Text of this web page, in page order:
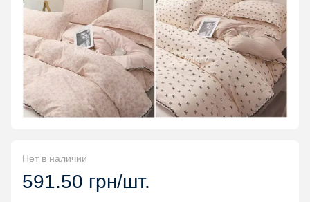
Нет в наличии
591.50 грн/шт.